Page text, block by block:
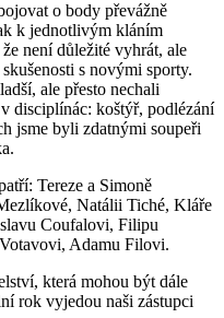
o body převážně
k jednotlivým kláním
není důležité vyhrát, ale
s novými sporty.
ale přesto nechali
disciplínác: koštýř, podlézání
jsme byli zdatnými soupeři
Tereze a Simoně
Natálii Tiché, Kláře
Coufalovi, Filipu
Adamu Filovi.
která mohou být dále
rok vyjedou naši zástupci